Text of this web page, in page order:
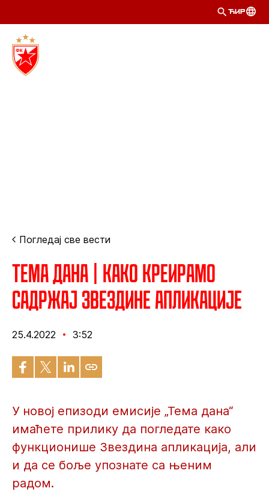
ЋИР
Погледај све вести
Тема дана | Како креирамо
садржај Звездине апликације
25.4.2022 3:52
У новој епизоди емисије „Тема дана“
имаћете прилику да погледате како
функционише Звездина апликација, али
и да се боље упознате са њеним
радом.